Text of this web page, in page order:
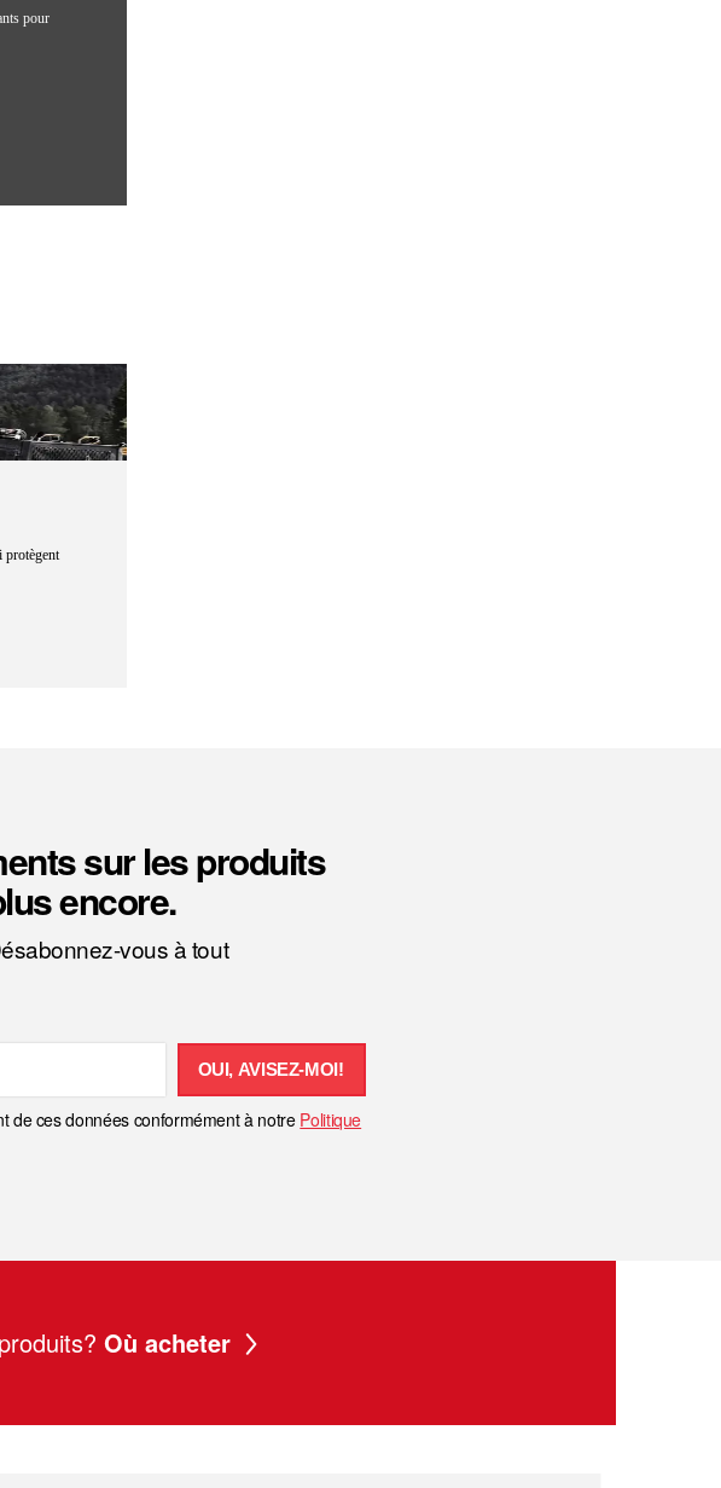
pour
protègent
sur les produits
encore.
vous à tout
OUI, AVISEZ-MOI!
de ces données conformément à notre Politique
Où acheter